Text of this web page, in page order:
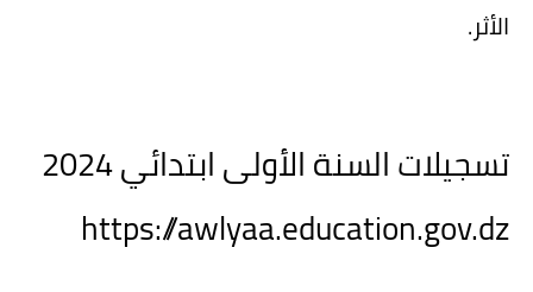
الأثر.
تسجيلات السنة الأولى ابتدائي 2024
https://awlyaa.education.gov.dz